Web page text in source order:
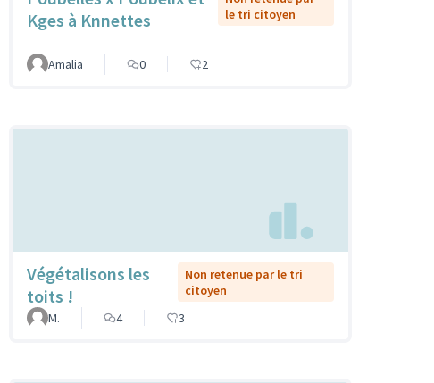
Kges à Knnettes
le tri citoyen
Amalia 0 2
Végétalisons les
toits !
Non retenue par le tri
citoyen
M.
4 3